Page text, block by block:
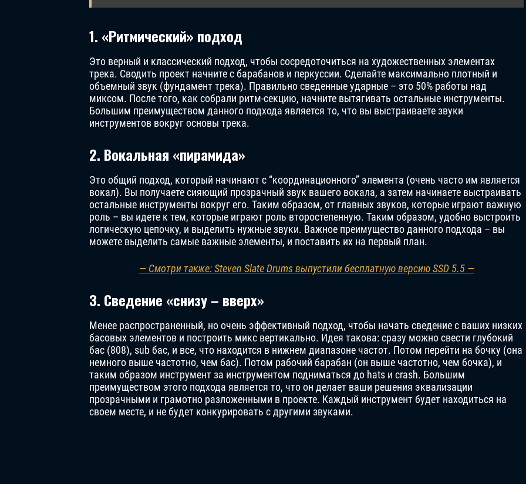
1. «Ритмический» подход
Это верный и классический подход, чтобы сосредоточиться на художественных элементах
трека. Сводить проект начните с барабанов и перкуссии. Сделайте максимально плотный и
объемный звук (фундамент трека). Правильно сведенные ударные – это 50% работы над
миксом. После того, как собрали ритм-секцию, начните вытягивать остальные инструменты.
Большим преимуществом данного подхода является то, что вы выстраиваете звуки
инструментов вокруг основы трека.
2. Вокальная «пирамида»
Это общий подход, который начинают с “координационного” элемента (очень часто им является
вокал). Вы получаете сияющий прозрачный звук вашего вокала, а затем начинаете выстраивать
остальные инструменты вокруг его. Таким образом, от главных звуков, которые играют важную
роль – вы идете к тем, которые играют роль второстепенную. Таким образом, удобно выстроить
логическую цепочку, и выделить нужные звуки. Важное преимущество данного подхода – вы
можете выделить самые важные элементы, и поставить их на первый план.
— Смотри также: Steven Slate Drums выпустили бесплатную версию SSD 5.5 —
3. Сведение «снизу – вверх»
Менее распространенный, но очень эффективный подход, чтобы начать сведение с ваших низких
басовых элементов и построить микс вертикально. Идея такова: сразу можно свести глубокий
бас (808), sub бас, и все, что находится в нижнем диапазоне частот. Потом перейти на бочку (она
немного выше частотно, чем бас). Потом рабочий барабан (он выше частотно, чем бочка), и
таким образом инструмент за инструментом подниматься до hats и crash. Большим
преимуществом этого подхода является то, что он делает ваши решения эквализации
прозрачными и грамотно разложенными в проекте. Каждый инструмент будет находиться на
своем месте, и не будет конкурировать с другими звуками.